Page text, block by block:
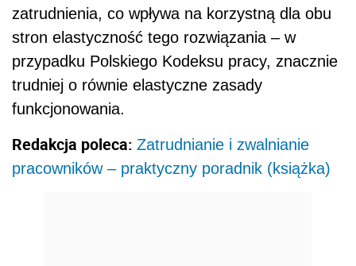
zatrudnienia, co wpływa na korzystną dla obu
stron elastyczność tego rozwiązania – w
przypadku Polskiego Kodeksu pracy, znacznie
trudniej o równie elastyczne zasady
funkcjonowania.
Redakcja poleca: Zatrudnianie i zwalnianie
pracowników – praktyczny poradnik (książka)